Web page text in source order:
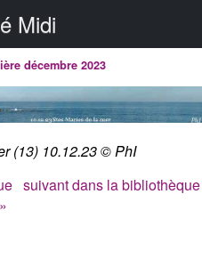
Midi
décembre 2023
(13) 10.12.23 © PhI
suivant dans la bibliothèque
»